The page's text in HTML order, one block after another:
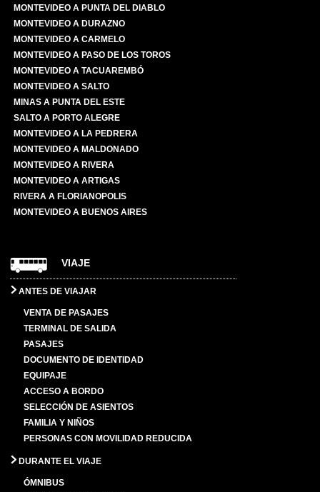
MONTEVIDEO A PUNTA DEL DIABLO
MONTEVIDEO A DURAZNO
MONTEVIDEO A CARMELO
MONTEVIDEO A PASO DE LOS TOROS
MONTEVIDEO A TACUAREMBÓ
MONTEVIDEO A SALTO
MINAS A PUNTA DEL ESTE
SALTO A PORTO ALEGRE
MONTEVIDEO A LA PEDRERA
MONTEVIDEO A MALDONADO
MONTEVIDEO A RIVERA
MONTEVIDEO A ARTIGAS
RIVERA A FLORIANOPOLIS
MONTEVIDEO A BUENOS AIRES
VIAJE
ANTES DE VIAJAR
VENTA DE PASAJES
TERMINAL DE SALIDA
PASAJES
DOCUMENTO DE IDENTIDAD
EQUIPAJE
ACCESO A BORDO
SELECCIÓN DE ASIENTOS
FAMILIA Y NIÑOS
PERSONAS CON MOVILIDAD REDUCIDA
DURANTE EL VIAJE
ÓMNIBUS